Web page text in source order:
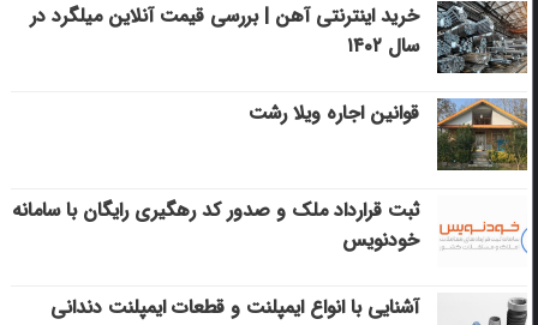
خرید اینترنتی آهن | بررسی قیمت آنلاین میلگرد در
سال ۱۴۰۲
قوانین اجاره ویلا رشت
ثبت قرارداد ملک و صدور کد رهگیری رایگان با سامانه
خودنویس
آشنایی با انواع ایمپلنت و قطعات ایمپلنت دندانی